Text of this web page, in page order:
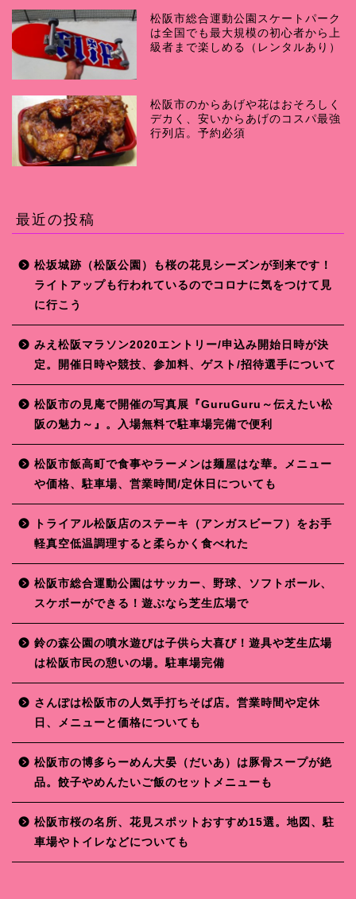
松阪市総合運動公園スケートパーク
は全国でも最大規模の初心者から上
級者まで楽しめる（レンタルあり）
松阪市のからあげや花はおそろしく
デカく、安いからあげのコスパ最強
行列店。予約必須
最近の投稿
松坂城跡（松阪公園）も桜の花見シーズンが到来です！
ライトアップも行われているのでコロナに気をつけて見
に行こう
みえ松阪マラソン2020エントリー/申込み開始日時が決
定。開催日時や競技、参加料、ゲスト/招待選手について
松阪市の見庵で開催の写真展『GuruGuru～伝えたい松
阪の魅力～』。入場無料で駐車場完備で便利
松阪市飯高町で食事やラーメンは麺屋はな華。メニュー
や価格、駐車場、営業時間/定休日についても
トライアル松阪店のステーキ（アンガスビーフ）をお手
軽真空低温調理すると柔らかく食べれた
松阪市総合運動公園はサッカー、野球、ソフトボール、
スケボーができる！遊ぶなら芝生広場で
鈴の森公園の噴水遊びは子供ら大喜び！遊具や芝生広場
は松阪市民の憩いの場。駐車場完備
さんぽは松阪市の人気手打ちそば店。営業時間や定休
日、メニューと価格についても
松阪市の博多らーめん大晏（だいあ）は豚骨スープが絶
品。餃子やめんたいご飯のセットメニューも
松阪市桜の名所、花見スポットおすすめ15選。地図、駐
車場やトイレなどについても